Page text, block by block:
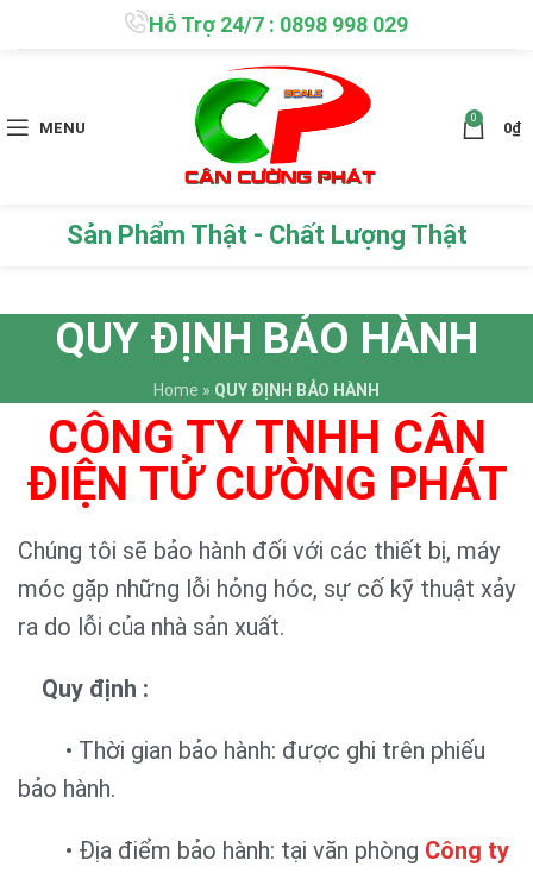
Hỗ Trợ 24/7 : 0898 998 029
MENU
0
0₫
Sản Phẩm Thật - Chất Lượng Thật
QUY ĐỊNH BẢO HÀNH
Home » QUY ĐỊNH BẢO HÀNH
CÔNG TY TNHH CÂN
ĐIỆN TỬ CƯỜNG PHÁT
Chúng tôi sẽ bảo hành đối với các thiết bị, máy
móc gặp những lỗi hỏng hóc, sự cố kỹ thuật xảy
ra do lỗi của nhà sản xuất.
Quy định :
• Thời gian bảo hành: được ghi trên phiếu
bảo hành.
• Địa điểm bảo hành: tại văn phòng Công ty